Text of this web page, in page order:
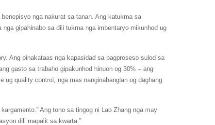
nga nakurat sa tanan. Ang katukma sa
gipahinabo sa dili tukma nga imbentaryo mikunhod ug
Ang pinakataas nga kapasidad sa pagproseso sulod sa
gasto sa trabaho gipakunhod hinuon og 30% – ang
quality control, nga mas nanginahanglan og daghang
Ang tono sa tingog ni Lao Zhang nga may
dili mapalit sa kwarta.”